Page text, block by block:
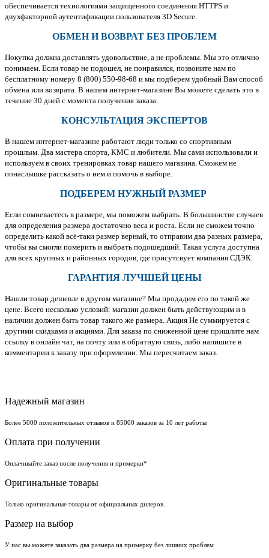
обеспечивается технологиями защищенного соединения HTTPS и
двухфакторной аутентификации пользователя 3D Secure.
ОБМЕН И ВОЗВРАТ БЕЗ ПРОБЛЕМ
Покупка должна доставлять удовольствие, а не проблемы. Мы это отлично
понимаем. Если товар не подошел, не понравился, позвоните нам по
бесплатному номеру 8 (800) 550-98-68 и мы подберем удобный Вам способ
обмена или возврата. В нашем интернет-магазине Вы можете сделать это в
течение 30 дней с момента получения заказа.
КОНСУЛЬТАЦИЯ ЭКСПЕРТОВ
В нашем интернет-магазине работают люди только со спортивным
прошлым. Два мастера спорта, КМС и любители. Мы сами использовали и
используем в своих тренировках товар нашего магазина. Сможем не
понаслышке рассказать о нем и помочь в выборе.
ПОДБЕРЕМ НУЖНЫЙ РАЗМЕР
Если сомневаетесь в размере, мы поможем выбрать. В большинстве случаев
для определения размера достаточно веса и роста. Если не сможем точно
определить какой всё-таки размер верный, то отправим два разных размера,
чтобы вы смогли померить и выбрать подошедший. Такая услуга доступна
для всех крупных и районных городов, где присутсвует компания СДЭК.
ГАРАНТИЯ ЛУЧШЕЙ ЦЕНЫ
Нашли товар дешевле в другом магазине? Мы продадим его по такой же
цене. Всего несколько условий: магазин должен быть действующим и в
наличии должен быть товар такого же размера. Акция Не суммируется с
другими скидками и акциями. Для заказа по сниженной цене пришлите нам
ссылку в онлайн чат, на почту или в обратную связь, либо напишите в
комментарии к заказу при оформлении. Мы пересчитаем заказ.
Надежный магазин
Более 5000 положительных отзывов и 85000 заказов за 10 лет работы
Оплата при получении
Оплачивайте заказ после получения и примерки*
Оригинальные товары
Только оригинальные товары от официальных дилеров.
Размер на выбор
У нас вы можете заказать два размера на примерку без лишних проблем